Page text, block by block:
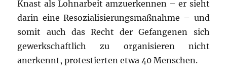
Knast als Lohnarbeit amzuerkennen – er sieht
darin eine Resozialisierungsmaßnahme – und
somit auch das Recht der Gefangenen sich
gewerkschaftlich zu organisieren nicht
anerkennt, protestierten etwa 40 Menschen.